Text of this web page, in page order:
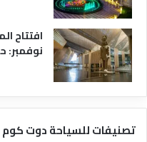
افتتاح
نوفمبر:
تصنيفات للسياحة دوت كوم